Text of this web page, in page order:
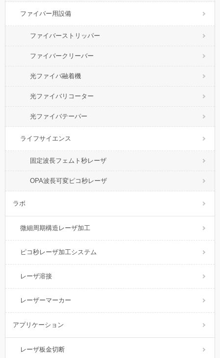
ファイバー用設備
ファイバーストリッパー
ファイバークリーバー
光ファイバ融着機
光ファイバリコーター
光ファイバテーパー
ライフサイエンス
固定波長フェムト秒レーザ
OPA波長可変ピコ秒レーザ
ラボ
微細周期構造レーザ加工
ピコ秒レーザ加工システム
レーザ溶接
レーザーマーカー
アプリケーション
レーザ板金切断